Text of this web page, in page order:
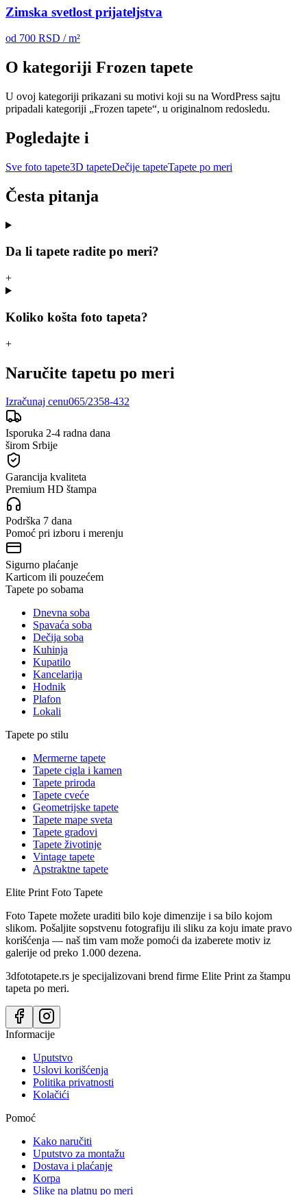
Zimska svetlost prijateljstva
od 700 RSD / m²
O kategoriji Frozen tapete
U ovoj kategoriji prikazani su motivi koji su na WordPress sajtu
pripadali kategoriji „Frozen tapete“, u originalnom redosledu.
Pogledajte i
Sve foto tapete3D tapeteDečije tapeteTapete po meri
Česta pitanja
Da li tapete radite po meri?
+
Koliko košta foto tapeta?
+
Naručite tapetu po meri
Izračunaj cenu065/2358-432
Isporuka 2-4 radna dana
širom Srbije
Garancija kvaliteta
Premium HD štampa
Podrška 7 dana
Pomoć pri izboru i merenju
Sigurno plaćanje
Karticom ili pouzećem
Tapete po sobama
Dnevna soba
Spavaća soba
Dečija soba
Kuhinja
Kupatilo
Kancelarija
Hodnik
Plafon
Lokali
Tapete po stilu
Mermerne tapete
Tapete cigla i kamen
Tapete priroda
Tapete cveće
Geometrijske tapete
Tapete mape sveta
Tapete gradovi
Tapete životinje
Vintage tapete
Apstraktne tapete
Elite PrintFoto Tapete
Foto Tapete možete uraditi bilo koje dimenzije i sa bilo kojom
slikom. Pošaljite sopstvenu fotografiju ili sliku za koju imate pravo
korišćenja — naš tim vam može pomoći da izaberete motiv iz
galerije od preko 1.000 dezena.
3dfototapete.rs je specijalizovani brend firme Elite Print za štampu
tapeta po meri.
Informacije
Uputstvo
Uslovi korišćenja
Politika privatnosti
Kolačići
Pomoć
Kako naručiti
Uputstvo za montažu
Dostava i plaćanje
Korpa
Slike na platnu po meri